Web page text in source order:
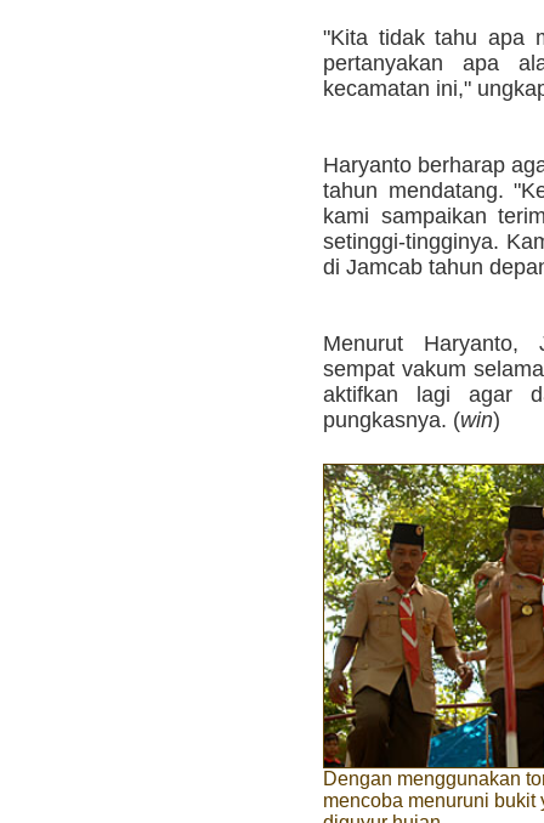
"Kita tidak tahu apa
pertanyakan apa
kecamatan ini,"
Haryanto berharap
tahun mendatang.
kami sampaikan
setinggi-tingginya.
di Jamcab tahun
Menurut Haryanto,
sempat vakum
aktifkan lagi agar
pungkasnya. (win)
Dengan menggunakan
mencoba menuruni